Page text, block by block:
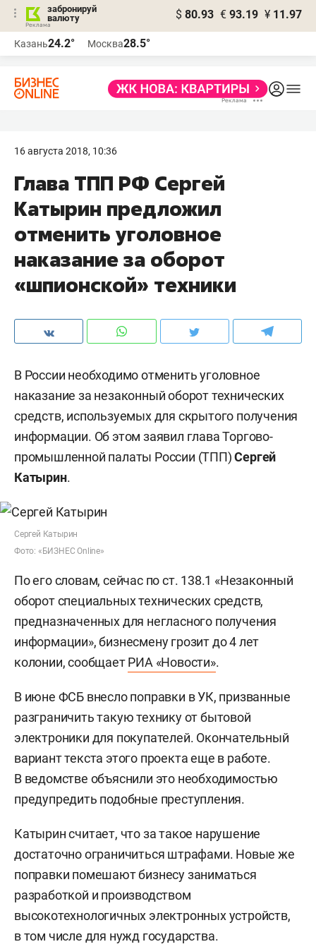
забронируй
валюту
$ 80.93 € 93.19 ¥ 11.97
Казань24.2° Москва28.5°
16 августа 2018, 10:36
Глава ТПП РФ Сергей
Катырин предложил
отменить уголовное
наказание за оборот
«шпионской» техники
В России необходимо отменить уголовное
наказание за незаконный оборот технических
средств, используемых для скрытого получения
информации. Об этом заявил глава Торгово-
промышленной палаты России (ТПП)Сергей
Катырин.
Сергей Катырин
Фото: «БИЗНЕС Online»
По его словам, сейчас по ст. 138.1 «Незаконный
оборот специальных технических средств,
предназначенных для негласного получения
информации», бизнесмену грозит до 4 лет
колонии, сообщаетРИА «Новости».
В июне ФСБ внесло поправки в УК, призванные
разграничить такую технику от бытовой
электроники для покупателей. Окончательный
вариант текста этого проекта еще в работе.
В ведомстве объяснили это необходимостью
предупредить подобные преступления.
Катырин считает, что за такое нарушение
достаточно ограничиться штрафами. Новые же
поправки помешают бизнесу заниматься
разработкой и производством
высокотехнологичных электронных устройств,
в том числе для нужд государства.